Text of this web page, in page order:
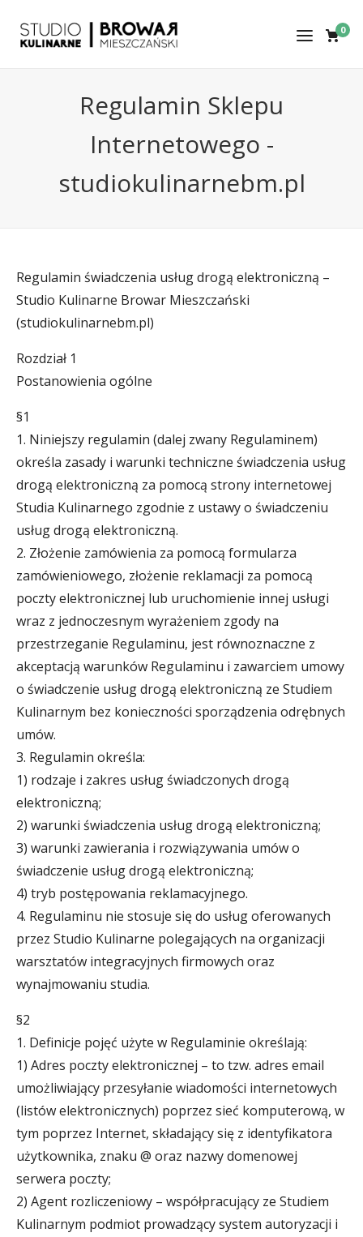
0
Regulamin Sklepu
Internetowego -
studiokulinarnebm.pl
Regulamin świadczenia usług drogą elektroniczną –
Studio Kulinarne Browar Mieszczański
(studiokulinarnebm.pl)
Rozdział 1
Postanowienia ogólne
§1
1. Niniejszy regulamin (dalej zwany Regulaminem)
określa zasady i warunki techniczne świadczenia usług
drogą elektroniczną za pomocą strony internetowej
Studia Kulinarnego zgodnie z ustawy o świadczeniu
usług drogą elektroniczną.
2. Złożenie zamówienia za pomocą formularza
zamówieniowego, złożenie reklamacji za pomocą
poczty elektronicznej lub uruchomienie innej usługi
wraz z jednoczesnym wyrażeniem zgody na
przestrzeganie Regulaminu, jest równoznaczne z
akceptacją warunków Regulaminu i zawarciem umowy
o świadczenie usług drogą elektroniczną ze Studiem
Kulinarnym bez konieczności sporządzenia odrębnych
umów.
3. Regulamin określa:
1) rodzaje i zakres usług świadczonych drogą
elektroniczną;
2) warunki świadczenia usług drogą elektroniczną;
3) warunki zawierania i rozwiązywania umów o
świadczenie usług drogą elektroniczną;
4) tryb postępowania reklamacyjnego.
4. Regulaminu nie stosuje się do usług oferowanych
przez Studio Kulinarne polegających na organizacji
warsztatów integracyjnych firmowych oraz
wynajmowaniu studia.
§2
1. Definicje pojęć użyte w Regulaminie określają:
1) Adres poczty elektronicznej – to tzw. adres email
umożliwiający przesyłanie wiadomości internetowych
(listów elektronicznych) poprzez sieć komputerową, w
tym poprzez Internet, składający się z identyfikatora
użytkownika, znaku @ oraz nazwy domenowej
serwera poczty;
2) Agent rozliczeniowy – współpracujący ze Studiem
Kulinarnym podmiot prowadzący system autoryzacji i